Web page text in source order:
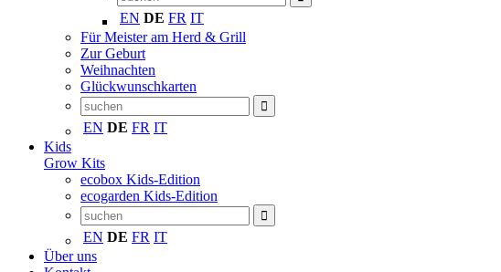
EN DE FR IT
Für Meister am Herd & Grill
Zur Geburt
Weihnachten
Glückwunschkarten
EN DE FR IT
Kids
Grow Kits
ecobox Kids-Edition
ecogarden Kids-Edition
EN DE FR IT
Über uns